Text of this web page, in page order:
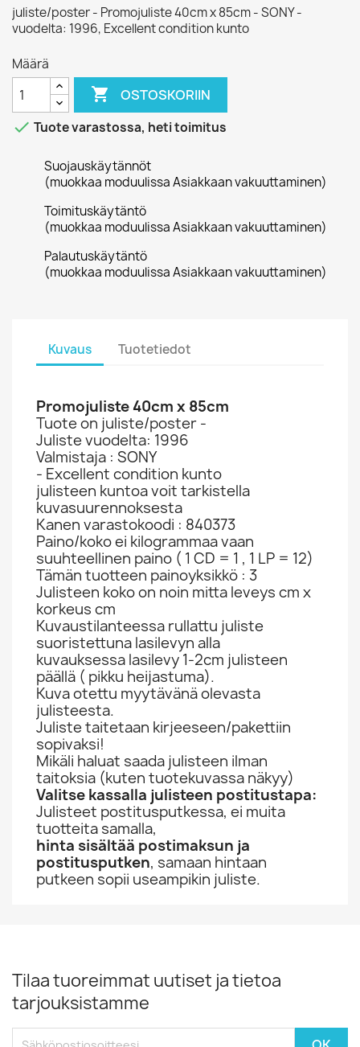
juliste/poster - Promojuliste 40cm x 85cm - SONY -
vuodelta: 1996, Excellent condition kunto
Määrä
 OSTOSKORIIN
 Tuote varastossa, heti toimitus
Suojauskäytännöt
(muokkaa moduulissa Asiakkaan vakuuttaminen)
Toimituskäytäntö
(muokkaa moduulissa Asiakkaan vakuuttaminen)
Palautuskäytäntö
(muokkaa moduulissa Asiakkaan vakuuttaminen)
Kuvaus Tuotetiedot
Promojuliste 40cm x 85cm
Tuote on juliste/poster -
Juliste vuodelta: 1996
Valmistaja : SONY
- Excellent condition kunto
julisteen kuntoa voit tarkistella
kuvasuurennoksesta
Kanen varastokoodi : 840373
Paino/koko ei kilogrammaa vaan
suuhteellinen paino ( 1 CD = 1 , 1 LP = 12)
Tämän tuotteen painoyksikkö : 3
Julisteen koko on noin mitta leveys cm x
korkeus cm
Kuvaustilanteessa rullattu juliste
suoristettuna lasilevyn alla
kuvauksessa lasilevy 1-2cm julisteen
päällä ( pikku heijastuma).
Kuva otettu myytävänä olevasta
julisteesta.
Juliste taitetaan kirjeeseen/pakettiin
sopivaksi!
Mikäli haluat saada julisteen ilman
taitoksia (kuten tuotekuvassa näkyy)
Valitse kassalla julisteen postitustapa:
Julisteet postitusputkessa, ei muita
tuotteita samalla,
hinta sisältää postimaksun ja
postitusputken, samaan hintaan
putkeen sopii useampikin juliste.
Tilaa tuoreimmat uutiset ja tietoa
tarjouksistamme